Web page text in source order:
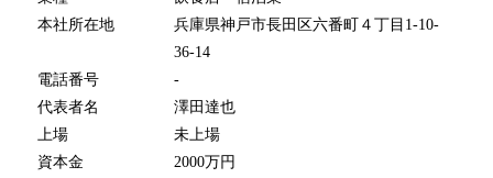
本社所在地
兵庫県神戸市長田区六番町４丁目1-10-
36-14
電話番号
-
代表者名
澤田達也
上場
未上場
資本金
2000万円